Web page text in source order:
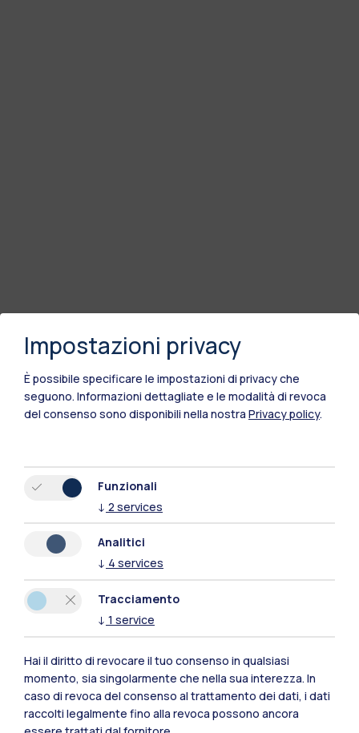
Polimi Community
Tutti i siti dell’ecosistema
Impostazioni privacy
È possibile specificare le impostazioni di privacy che
seguono. Informazioni dettagliate e le modalità di revoca
del consenso sono disponibili nella nostra Privacy policy.
Funzionali
↓ 2 services
Analitici
↓ 4 services
Tracciamento
↓ 1 service
Hai il diritto di revocare il tuo consenso in qualsiasi
momento, sia singolarmente che nella sua interezza. In
caso di revoca del consenso al trattamento dei dati, i dati
raccolti legalmente fino alla revoca possono ancora